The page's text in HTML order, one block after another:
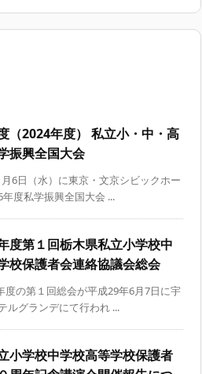
（2024年度） 私立小・中・高
振興全国大会
6日（水）に東京・文京シビックホー
度私学振興全国大会 ...
度第１回栃木県私立小学校中
校保護者会連絡協議会総会
度の第１回総会が平成29年6月7日に宇
ルグランデにて行われ ...
小学校中学校高等学校保護者